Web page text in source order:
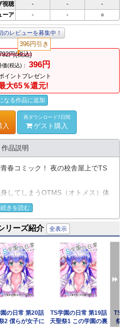
視聴
- -
-
ーア
- - ○
のレビューを募集中！
円(税込)
396円引き
(税込)： 396円
イントプレゼント
大65％還元!
なる作品に追加
入
再ダウンロード7日間
ゲスト購入
作品説明
春コミック！ 夜の校舎屋上でTS
してしまうOTMS（オトメス）体
TS学園では文化祭の季節となり、
るOTMSコンテストや、女体化生
らでは催し物の準備が進んでい
幼なじみとの距離感に戸惑ってい
しまい……。一方、学園の謎を追う
って隠し部屋へと潜入を試みる。
へと近づく第5巻！
続きを読む
リーズ紹介 全表示
の日常 第20話
2 僕らが女子に
TS学園の日常 第19話
天聖祭1 この学園の裏
TS
祭